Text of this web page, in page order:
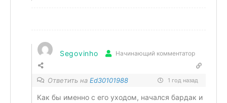
Segovinho Начинающий комментатор
Ответить на Ed30101988 1 год назад
Как бы именно с его уходом, начался бардак и